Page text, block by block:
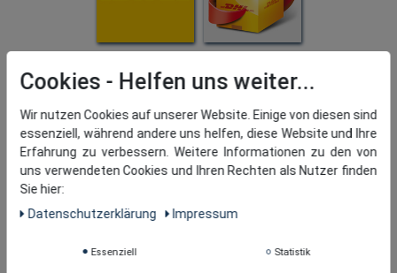
Cookies
Wir nutzen Cookies auf unserer Website. Einige von diesen sind
essenziell, während andere uns helfen, diese Website und Ihre
Erfahrung zu verbessern. Weitere Informationen zu den von
uns verwendeten Cookies und Ihren Rechten als Nutzer finden
Sie hier:
Daten­schutz­erklärung
Impressum
Essenziell Statistik